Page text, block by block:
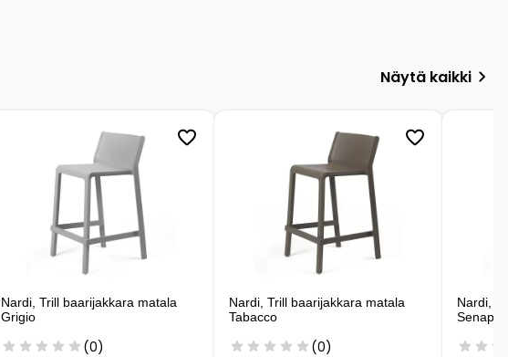
Näytä kaikki
Nardi, Trill baarijakkara matala
Grigio
(0)
Nardi, Trill baarijakkara matala
Tabacco
(0)
Nardi,
Senape